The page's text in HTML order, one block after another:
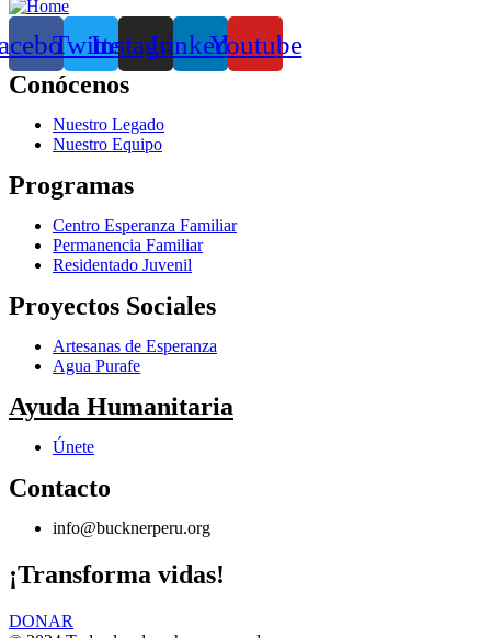
TwitterInstagramLinkedinYoutube
Conócenos
Nuestro Legado
Nuestro Equipo
Programas
Centro Esperanza Familiar
Permanencia Familiar
Residentado Juvenil
Proyectos Sociales
Artesanas de Esperanza
Agua Purafe
Ayuda Humanitaria
Únete
Contacto
info@bucknerperu.org
¡Transforma vidas!
DONAR